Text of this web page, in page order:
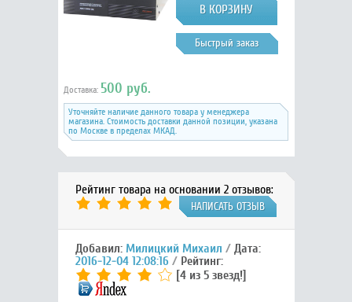
Быстрый заказ
Доставка: 500 руб.
Уточняйте наличие данного товара у менеджера
магазина. Стоимость доставки данной позиции, указана
по Москве в пределах МКАД.
Рейтинг товара на основании 2 отзывов:
НАПИСАТЬ ОТЗЫВ
Добавил: Милицкий Михаил Дата:
2016-12-04 12:08:16
Рейтинг:
[4 из 5 звезд!]